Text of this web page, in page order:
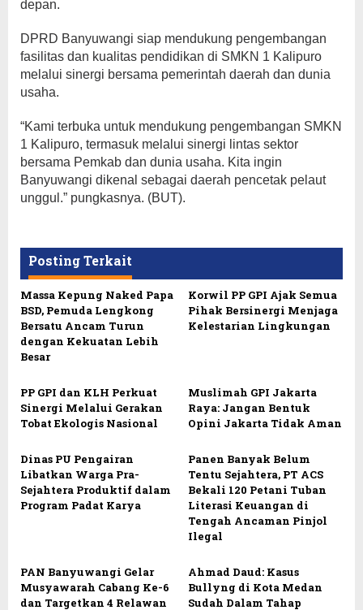
depan.
DPRD Banyuwangi siap mendukung pengembangan
fasilitas dan kualitas pendidikan di SMKN 1 Kalipuro
melalui sinergi bersama pemerintah daerah dan dunia
usaha.
“Kami terbuka untuk mendukung pengembangan SMKN
1 Kalipuro, termasuk melalui sinergi lintas sektor
bersama Pemkab dan dunia usaha. Kita ingin
Banyuwangi dikenal sebagai daerah pencetak pelaut
unggul.” pungkasnya. (BUT).
Posting Terkait
Massa Kepung Naked Papa
BSD, Pemuda Lengkong
Bersatu Ancam Turun
dengan Kekuatan Lebih
Besar
Korwil PP GPI Ajak Semua
Pihak Bersinergi Menjaga
Kelestarian Lingkungan
PP GPI dan KLH Perkuat
Sinergi Melalui Gerakan
Tobat Ekologis Nasional
Muslimah GPI Jakarta
Raya: Jangan Bentuk
Opini Jakarta Tidak Aman
Dinas PU Pengairan
Libatkan Warga Pra-
Sejahtera Produktif dalam
Program Padat Karya
Panen Banyak Belum
Tentu Sejahtera, PT ACS
Bekali 120 Petani Tuban
Literasi Keuangan di
Tengah Ancaman Pinjol
Ilegal
PAN Banyuwangi Gelar
Musyawarah Cabang Ke-6
dan Targetkan 4 Relawan
Ahmad Daud: Kasus
Bullyng di Kota Medan
Sudah Dalam Tahap